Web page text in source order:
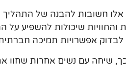
חשובות להבנה של
והחוויות שיכולות להשפיע
לבדוק אפשרויות תמיכה
שיחה עם נשים אחרות שחוו